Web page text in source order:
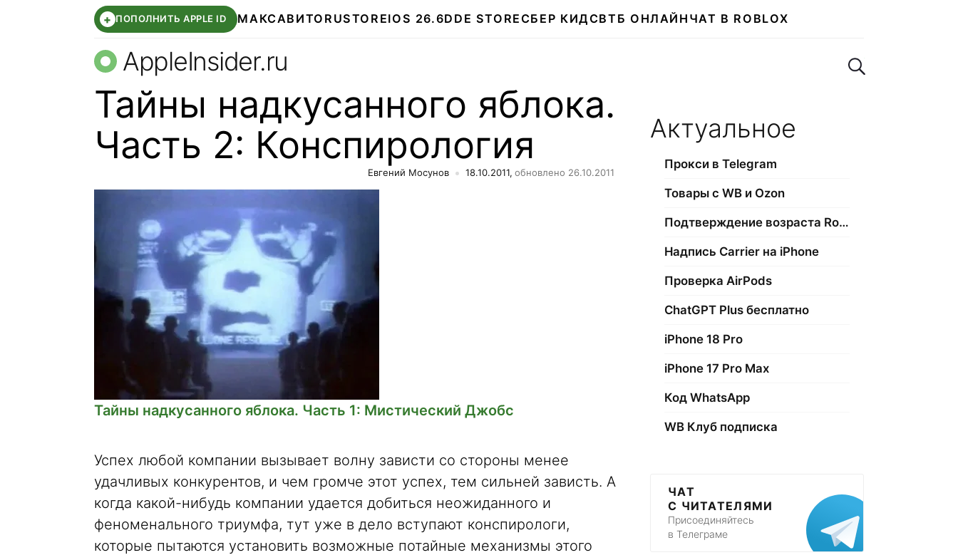
+ ПОПОЛНИТЬ APPLE ID МАКСАВИТО RUSTOREIOS 26.6DDE STORE СБЕР КИДСВТБ ОНЛАЙН ЧАТ В ROBLOX
AppleInsider.ru Поиск по сайту
Тайны надкусанного яблока.
Часть 2: Конспирология
Евгений Мосунов 18.10.2011, обновлено 26.10.2011
Тайны надкусанного яблока. Часть 1: Мистический Джобс
Успех любой компании вызывает волну зависти со стороны менее
удачливых конкурентов, и чем громче этот успех, тем сильней зависть. А
когда какой-нибудь компании удается добиться неожиданного и
феноменального триумфа, тут уже в дело вступают конспирологи,
которые пытаются установить возможные потайные механизмы этого
Актуальное
Прокси в Telegram
Товары с WB и Ozon
Подтверждение возраста Roblox
Надпись Carrier на iPhone
Проверка AirPods
ChatGPT Plus бесплатно
iPhone 18 Pro
iPhone 17 Pro Max
Код WhatsApp
WB Клуб подписка
ЧАТ
С ЧИТАТЕЛЯМИ
Присоединяйтесь
в Телеграме